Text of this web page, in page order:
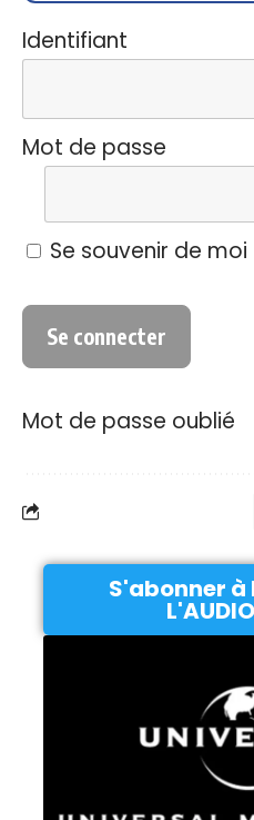
Identifiant
Mot de passe
Se souvenir de moi
Mot de passe oublié
S'abonner à